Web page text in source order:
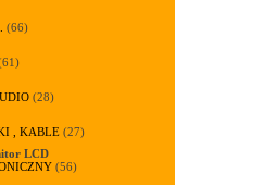
(66)
(28)
, KABLE (27)
LCD
(56)